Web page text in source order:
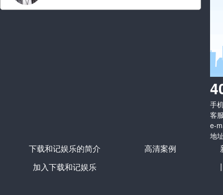
手
客
e-
地
下载和记娱乐的简介
加入下载和记娱乐
高清案例